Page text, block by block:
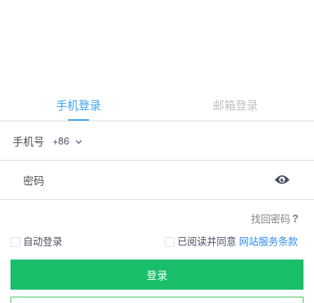
手机登录 邮箱登录
手机号 +86
密码
找回密码
自动登录
已阅读并同意 网站服务条款
登录